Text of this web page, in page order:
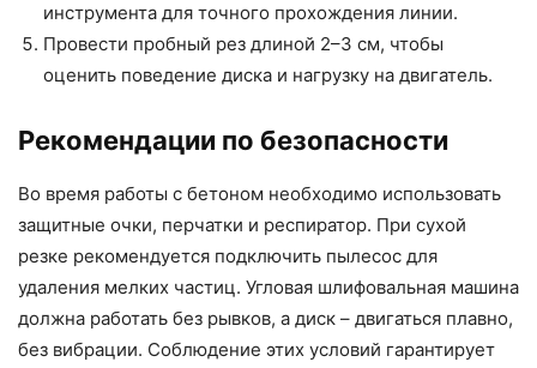
инструмента для точного прохождения линии.
Провести пробный рез длиной 2–3 см, чтобы
оценить поведение диска и нагрузку на двигатель.
Рекомендации по безопасности
Во время работы с бетоном необходимо использовать
защитные очки, перчатки и респиратор. При сухой
резке рекомендуется подключить пылесос для
удаления мелких частиц. Угловая шлифовальная машина
должна работать без рывков, а диск – двигаться плавно,
без вибрации. Соблюдение этих условий гарантирует